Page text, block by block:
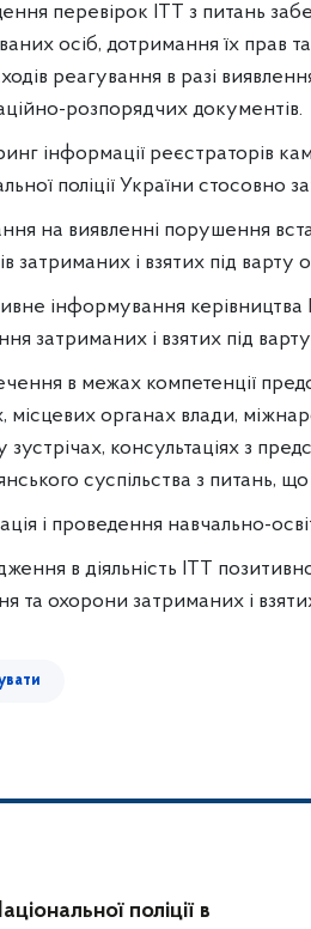
перевірок ІТТ з питань
осіб, дотримання їх прав
реагування в разі
розпорядчих документів.
інформації реєстраторів
поліції України стосовно
на виявленні порушення
затриманих і взятих під варту
інформування керівництва
затриманих і взятих під варту
в межах компетенції
місцевих органах влади,
зустрічах, консультаціях з
суспільства з питань,
і проведення навчально-
в діяльність ІТТ
та охорони затриманих і
поліції в